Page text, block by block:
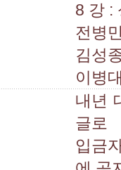
8 강 :
전병
김성
이병
내년
글로
입금